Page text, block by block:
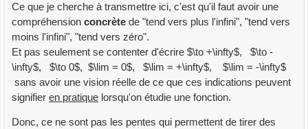
Ce que je cherche à transmettre ici, c'est qu'il faut avoir une
compréhension concrète de "tend vers plus l'infini", "tend vers
moins l'infini", "tend vers zéro".
Et pas seulement se contenter d'écrire $\to +\infty$, $\to -
\infty$, $\to 0$, $\lim = 0$, $\lim = +\infty$, $\lim = -\infty$
sans avoir une vision réelle de ce que ces indications peuvent
signifier en pratique lorsqu'on étudie une fonction.
Donc, ce ne sont pas les pentes qui permettent de tirer des